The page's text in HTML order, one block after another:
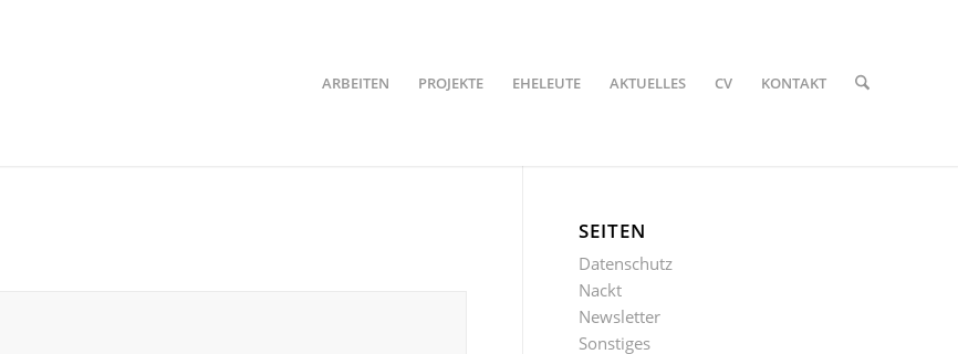
ARBEITEN PROJEKTE EHELEUTE AKTUELLES CV KONTAKT
SEITEN
Datenschutz
Nackt
Newsletter
Sonstiges